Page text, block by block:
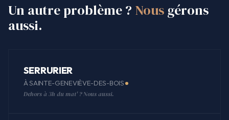
Un autre problème ? Nous gérons
aussi.
SERRURIER
À SAINTE-GENEVIÈVE-DES-BOIS
Dehors à 3h du mat' ? Nous aussi.